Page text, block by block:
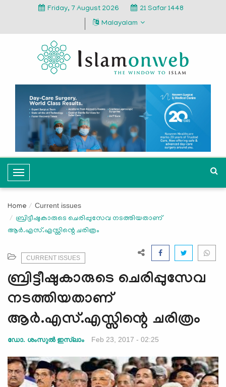
Friday, 7 August 2026
21 Safar 1448
Malayalam
T
o
g
l
e
v
i
g
t
o
n
Home Current issues
ബ്രിട്ടീഷുകാരുടെ ചെരിപ്പുസേവ നടത്തിയതാണ്
ആര്‍.എസ്.എസ്സിന്റെ ചരിത്രം
CURRENT ISSUES
ബ്രിട്ടീഷുകാരുടെ ചെരിപ്പുസേവ
നടത്തിയതാണ്
ആര്‍.എസ്.എസ്സിന്റെ ചരിത്രം
ഡോ. ശംസുല്‍ ഇസ്‌ലാം Feb 23, 2017 - 02:25